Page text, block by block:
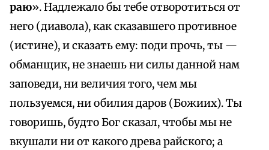
раю». Надлежало бы тебе отворотиться от
него (диавола), как сказавшего противное
(истине), и сказать ему: поди прочь, ты —
обманщик, не знаешь ни силы данной нам
заповеди, ни величия того, чем мы
пользуемся, ни обилия даров (Божиих). Ты
говоришь, будто Бог сказал, чтобы мы не
вкушали ни от какого древа райского; а